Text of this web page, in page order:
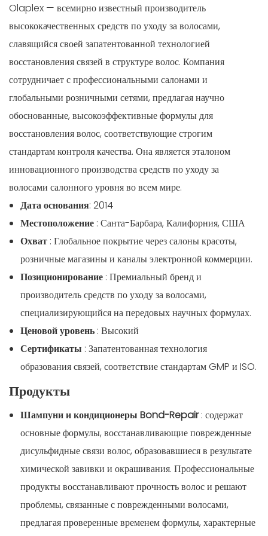
Olaplex — всемирно известный производитель
высококачественных средств по уходу за волосами,
славящийся своей запатентованной технологией
восстановления связей в структуре волос. Компания
сотрудничает с профессиональными салонами и
глобальными розничными сетями, предлагая научно
обоснованные, высокоэффективные формулы для
восстановления волос, соответствующие строгим
стандартам контроля качества. Она является эталоном
инновационного производства средств по уходу за
волосами салонного уровня во всем мире.
Дата основания: 2014
Местоположение : Санта-Барбара, Калифорния, США
Охват : Глобальное покрытие через салоны красоты,
розничные магазины и каналы электронной коммерции.
Позиционирование : Премиальный бренд и
производитель средств по уходу за волосами,
специализирующийся на передовых научных формулах.
Ценовой уровень : Высокий
Сертификаты : Запатентованная технология
образования связей, соответствие стандартам GMP и ISO.
Продукты
Шампуни и кондиционеры Bond-Repair: содержат
основные формулы, восстанавливающие поврежденные
дисульфидные связи волос, образовавшиеся в результате
химической завивки и окрашивания. Профессиональные
продукты восстанавливают прочность волос и решают
проблемы, связанные с поврежденными волосами,
предлагая проверенные временем формулы, характерные